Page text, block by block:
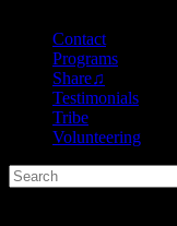
Contact
Programs
Share♫
Testimonials
Tribe
Volunteering